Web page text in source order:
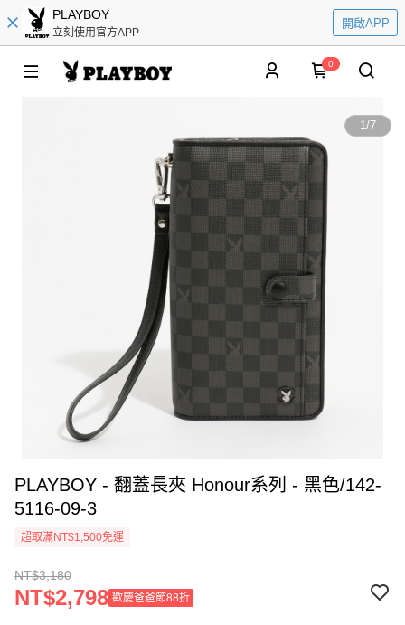
PLAYBOY
立刻使用官方APP
開啟APP
0
1/7
PLAYBOY - 翻蓋長夾 Honour系列 - 黑色/142-
5116-09-3
超取滿NT$1,500免運
NT$3,180
NT$2,798 歡慶爸爸節88折